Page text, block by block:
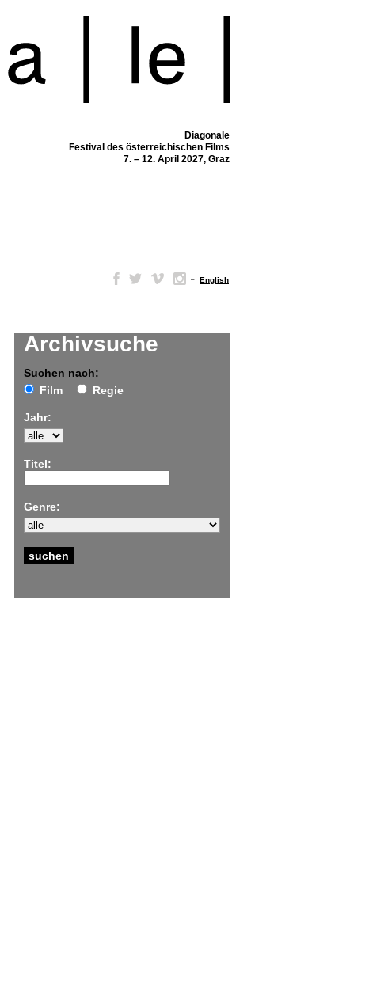
Diagonale
Festival des österreichischen Films
7. – 12. April 2027, Graz
– English
Archivsuche
Suchen nach:
Film
Regie
Jahr:
Titel:
Genre: